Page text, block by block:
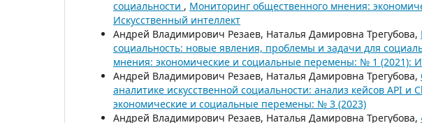
социальности , Мониторинг общественного мнения:
Искусственный интеллект
Андрей Владимирович Резаев, Наталья Дамировна Трегубова,
социальность: новые явления, проблемы и задачи для
мнения: экономические и социальные перемены: № 1 (2021):
Андрей Владимирович Резаев, Наталья Дамировна Трегубова,
аналитике искусственной социальности: анализ кейсов API и
экономические и социальные перемены: № 3 (2023)
Андрей Владимирович Резаев, Наталья Дамировна Трегубова,